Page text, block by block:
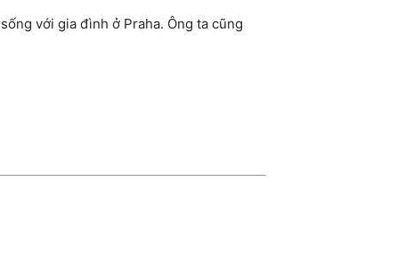
với gia đình ở Praha. Ông ta cũng